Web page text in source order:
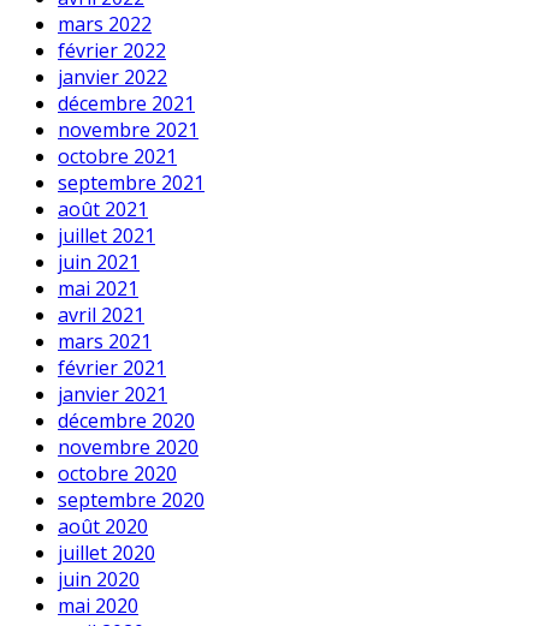
mars 2022
février 2022
janvier 2022
décembre 2021
novembre 2021
octobre 2021
septembre 2021
août 2021
juillet 2021
juin 2021
mai 2021
avril 2021
mars 2021
février 2021
janvier 2021
décembre 2020
novembre 2020
octobre 2020
septembre 2020
août 2020
juillet 2020
juin 2020
mai 2020